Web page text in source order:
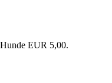
EUR 5,00.